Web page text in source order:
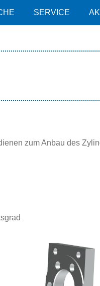
zum Anbau des
SERVICE